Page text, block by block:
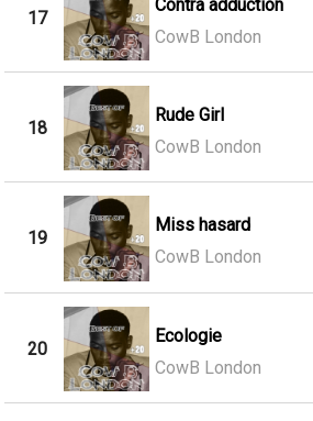
17
Contra adduction
CowB London
18
Rude Girl
CowB London
19
Miss hasard
CowB London
20
Ecologie
CowB London